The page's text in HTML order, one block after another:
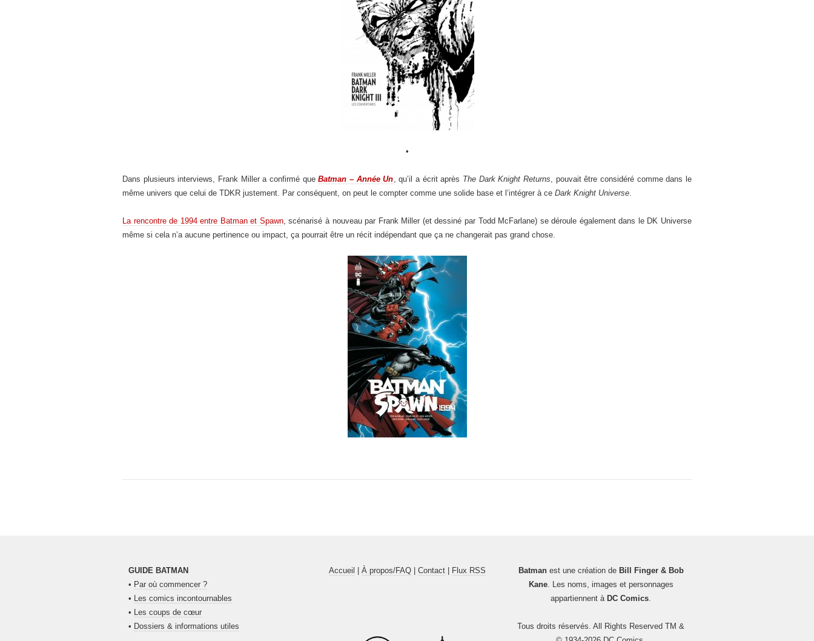
•
Dans plusieurs interviews, Frank Miller a confirmé queBatman – Année Un, qu’il a écrit après The Dark Knight Returns, pouvait être considéré comme dans le
même univers que celui de TDKR justement. Par conséquent, on peut le compter comme une solide base et l’intégrer à ce Dark Knight Universe.
La rencontre de 1994 entre Batman et Spawn, scénarisé à nouveau par Frank Miller (et dessiné par Todd McFarlane) se déroule également dans le DK Universe
même si cela n’a aucune pertinence ou impact, ça pourrait être un récit indépendant que ça ne changerait pas grand chose.
GUIDE BATMAN
• Par où commencer ?
• Les comics incontournables
• Les coups de cœur
• Dossiers & informations utiles
Accueil À propos/FAQ| Contact| Flux RSS Batmanest une création de Bill Finger & Bob
Kane. Les noms, images et personnages
appartiennent à DC Comics.
Tous droits réservés. All Rights Reserved TM &